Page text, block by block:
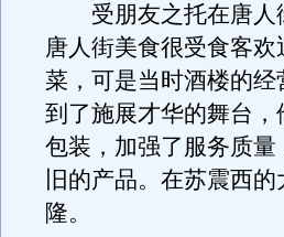
受朋友之托在唐人
唐人街美食很受食客
菜，可是当时酒楼的
到了施展才华的舞台
包装，加强了服务质
旧的产品。在苏震西
隆。